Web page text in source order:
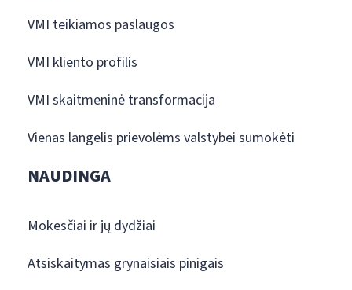
VMI teikiamos paslaugos
VMI kliento profilis
VMI skaitmeninė transformacija
Vienas langelis prievolėms valstybei sumokėti
NAUDINGA
Mokesčiai ir jų dydžiai
Atsiskaitymas grynaisiais pinigais